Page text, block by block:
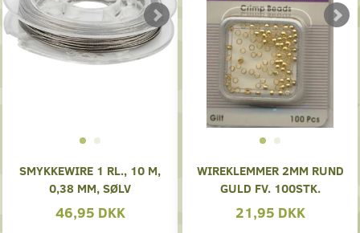
SMYKKEWIRE 1 RL., 10 M,
0,38 MM, SØLV
46,95 DKK
WIREKLEMMER 2MM RUND
GULD FV. 100STK.
21,95 DKK